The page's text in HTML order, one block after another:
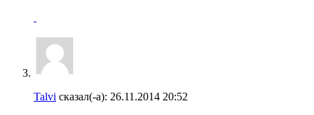
Talvi сказал(-а): 26.11.2014 20:52